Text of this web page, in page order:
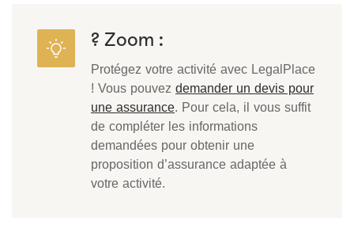
? Zoom :
Protégez votre activité avec LegalPlace
! Vous pouvez demander un devis pour
une assurance. Pour cela, il vous suffit
de compléter les informations
demandées pour obtenir une
proposition d’assurance adaptée à
votre activité.